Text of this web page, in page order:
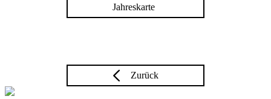
Jahreskarte
Zurück